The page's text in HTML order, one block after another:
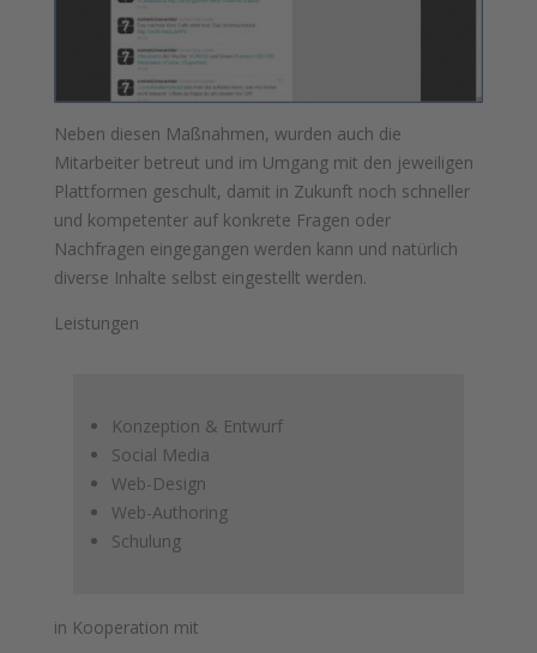
Neben diesen Maßnahmen, wurden auch die
Mitarbeiter betreut und im Umgang mit den jeweiligen
Plattformen geschult, damit in Zukunft noch schneller
und kompetenter auf konkrete Fragen oder
Nachfragen eingegangen werden kann und natürlich
diverse Inhalte selbst eingestellt werden.
Leistungen
Konzeption & Entwurf
Social Media
Web-Design
Web-Authoring
Schulung
in Kooperation mit